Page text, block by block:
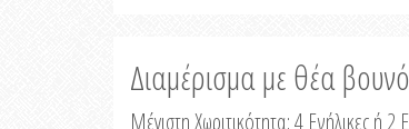
Διαμέρισμα με θέα βουνό
Μέγιστη Χωριτικότητα: 4 Ενήλικες ή 2